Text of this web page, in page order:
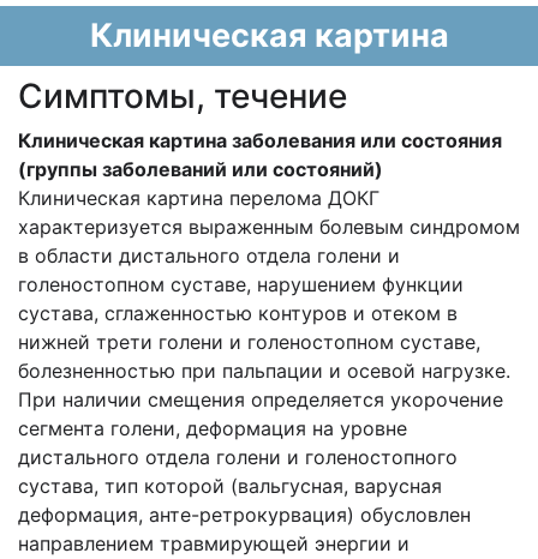
Клиническая картина
Cимптомы, течение
Клиническая картина заболевания или состояния
(группы заболеваний или состояний)
Клиническая картина перелома ДОКГ
характеризуется выраженным болевым синдромом
в области дистального отдела голени и
голеностопном суставе, нарушением функции
сустава, сглаженностью контуров и отеком в
нижней трети голени и голеностопном суставе,
болезненностью при пальпации и осевой нагрузке.
При наличии смещения определяется укорочение
сегмента голени, деформация на уровне
дистального отдела голени и голеностопного
сустава, тип которой (вальгусная, варусная
деформация, анте-ретрокурвация) обусловлен
направлением травмирующей энергии и